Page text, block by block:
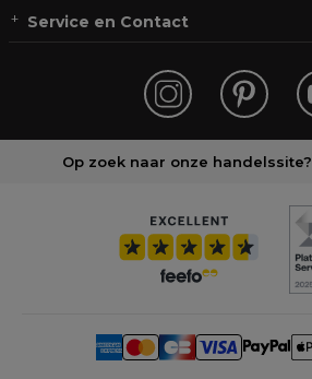
Service en Contact
Op zoek naar onze handelssite?